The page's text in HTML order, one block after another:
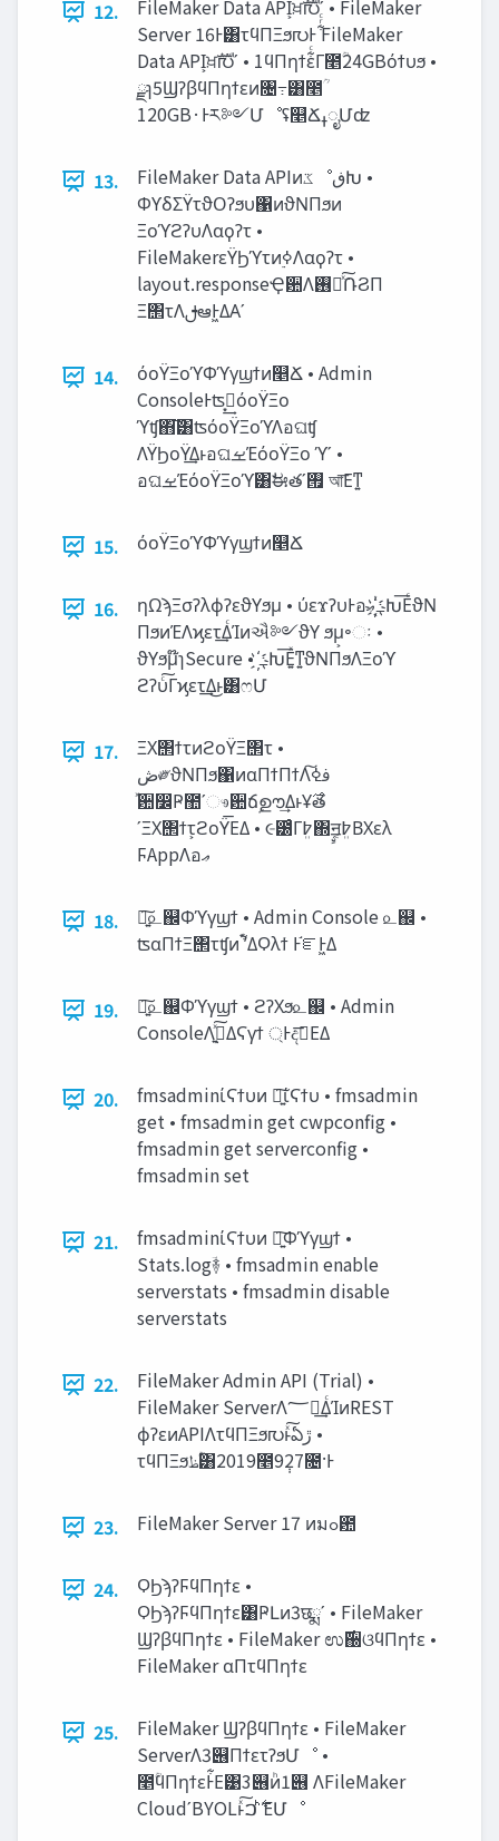
12.
FileMaker Data API͕ਖ਼ࣜ൛ʹ • FileMaker
Server 16Ͱ͸τϥΠΞϧ൛Ͱ ͋ͬͨFileMaker
Data API͕ਖ਼ࣜ൛ʹ • 1ϥΠηϯε͋ͨΓ೥ؒ24GBόϯυϧ •
ྫɿ5ϢʔβϥΠηϯεͷ৔߹͸೥ؒ
120GB·Ͱར༻Մೳʢ௥ՃߪೖՄʣ
13.
FileMaker Data APIͷ‫ػ‬ೳ‫ڧ‬Խ •
ΦϒδΣΫτϑΟʔϧυ΁ͷϑΝΠϧͷ
ΞοϓϩʔυΛαϙʔτ •
FileMakerεΫϦϓτͷ࣮ߦΛαϙʔτ •
layout.responseҾ਺Λ࢖༻ͯ݁͠ՌϨΠ
Ξ΢τΛࢦఆͰ͖ΔΑ͏ʹ
14.
όοΫΞοϓΦϓγϣϯͷ௥Ճ • Admin
ConsoleͰʦࠓ͙͢όοΫΞο
ϓʧ΋͘͠͸ʦόοΫΞοϓΛอଘʧ
ΛΫϦοΫ͢ΔͱอଘࡁΈόοΫΞο ϓʹ •
อଘࡁΈόοΫΞοϓ͸ࣗಈతʹ࡟ আ͞Εͳ͍
15. όοΫΞοϓΦϓγϣϯͷ௥Ճ
16.
ηΩϡΞσʔλϕʔεϑΥϧμ • ύεϫʔυͰอ‫߸҉͔ͭޢ‬Խ͞ΕͨϑΝ
ΠϧͷΈΛϗετ͢ΔͨΊͷઐ༻ϑΥ ϧμ͕৽ઃ •
ϑΥϧμ໊ɿSecure • ҉߸Խ͞Ε͍ͯͳ͍ϑΝΠϧΛΞοϓ
ϩʔυͨ͠Γϗετ͢Δ͜ͱ͸ෆՄ
17.
ΞΧ΢ϯτͷϩοΫΞ΢τ •
‫ڞ‬༗ϑΝΠϧ΁ͷαΠϯΠϯΛࢼߦ͠
ͯ਺෼Ҏ಺ʹෳ਺ճࣦഊ͢ΔͱҰ࣌త
ʹΞΧ΢ϯτ͕ϩοΫ͞ΕΔ • ૯౰ͨΓ߈ܸ΍ࣙॻ߈ܸ͔ΒΧελ
18.
৽͍͠௨஌Φϓγϣϯ • Admin Console ௨஌ •
ʦαΠϯΞ΢τʧͷࠨʹ͋ΔϘλϯ Ͱ֬ೝͰ͖Δ
19.
৽͍͠௨஌Φϓγϣϯ • ϩʔΧϧ௨஌ • Admin
ConsoleΛ࣮ߦ͍ͯ͠ΔϚγϯ ্Ͱදࣔ͞ΕΔ
20.
fmsadminίϚϯυͷ ৽͍͠ίϚϯυ • fmsadmin
get • fmsadmin get cwpconfig •
fmsadmin get serverconfig •
fmsadmin set
21.
fmsadminίϚϯυͷ ৽͍͠Φϓγϣϯ •
Stats.logؔ࿈ • fmsadmin enable
serverstats • fmsadmin disable
serverstats
22.
FileMaker Admin API (Trial) •
FileMaker ServerΛ؅ཧ͢ΔͨΊͷREST
ϕʔεͷAPIΛτϥΠΞϧ൛ͱͯ͠ఏ‫ڙ‬ •
τϥΠΞϧ‫ؒظ‬͸2019೥9݄27೔·Ͱ
23. FileMaker Server 17 ͷมߋ఺
24.
ϘϦϡʔϜϥΠηϯε •
ϘϦϡʔϜϥΠηϯε͸ҎԼͷ3छྨʹ • FileMaker
ϢʔβϥΠηϯε • FileMaker ಉ࣌઀ଓϥΠηϯε •
FileMaker αΠτϥΠηϯε
25.
FileMaker ϢʔβϥΠηϯε • FileMaker
ServerΛ3୆ΠϯετʔϧՄೳ •
೥ؒϥΠηϯεͰ͋Ε͹3୆ͷ͏ͪ1୆ ΛFileMaker
CloudʹBYOLͱͯ࣋ͪ͠ ࠐΈՄೳ